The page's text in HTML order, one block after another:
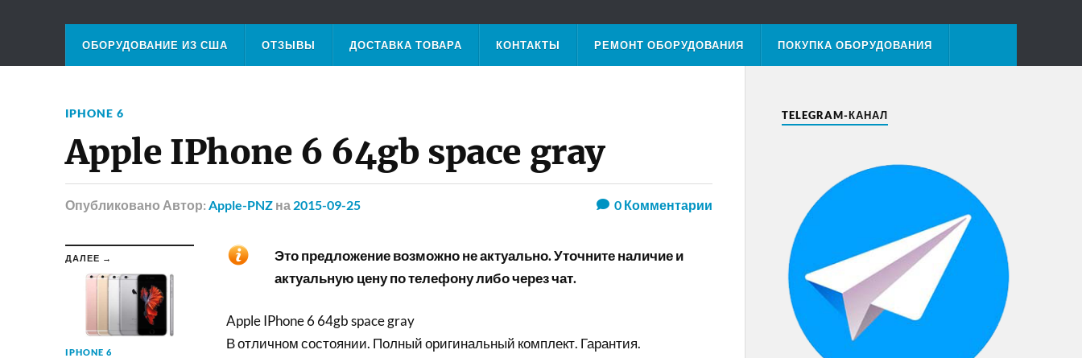
ОБОРУДОВАНИЕ ИЗ США ОТЗЫВЫ ДОСТАВКА ТОВАРА КОНТАКТЫ РЕМОНТ ОБОРУДОВАНИЯ ПОКУПКА ОБОРУДОВАНИЯ
IPHONE 6
Apple IPhone 6 64gb space gray
Опубликовано Автор: Apple-PNZ на 2015-09-25 0Комментарии
ДАЛЕЕ →
IPHONE 6
Это предложение возможно не актуально. Уточните наличие и
актуальную цену по телефону либо через чат.
Apple IPhone 6 64gb space gray
В отличном состоянии. Полный оригинальный комплект. Гарантия.
TELEGRAM-КАНАЛ